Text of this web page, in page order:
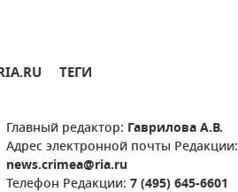
ТЕГИ
Главный редактор: Гаврилова А.В.
Адрес электронной почты Редакции:
news.crimea@ria.ru
Телефон Редакции: 7 (495) 645-6601